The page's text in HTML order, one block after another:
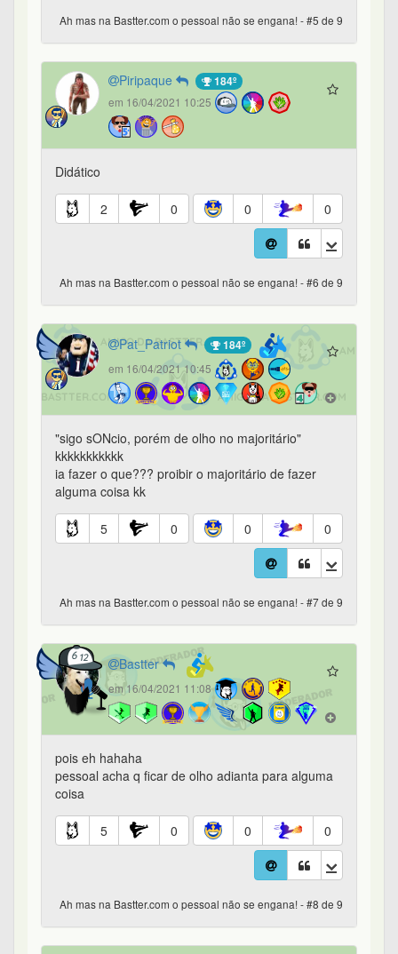
Ah mas na Bastter.com o pessoal não se engana! - #5 de 9
Piripaque 184º
em 16/04/2021 10:25
Didático
2 0 0 0
Ah mas na Bastter.com o pessoal não se engana! - #6 de 9
Pat_Patriot 184º
em 16/04/2021 10:45
"sigo sONcio, porém de olho no majoritário"
kkkkkkkkkkk
ia fazer o que??? proibir o majoritário de fazer
alguma coisa kk
5 0 0 0
Ah mas na Bastter.com o pessoal não se engana! - #7 de 9
Bastter
em 16/04/2021 11:08
pois eh hahaha
pessoal acha q ficar de olho adianta para alguma
coisa
5 0 0 0
Ah mas na Bastter.com o pessoal não se engana! - #8 de 9